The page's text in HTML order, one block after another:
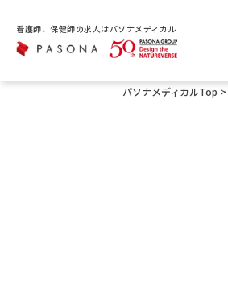
看護師、保健師の求人はパソナメディカル
パソナメディカルTop >